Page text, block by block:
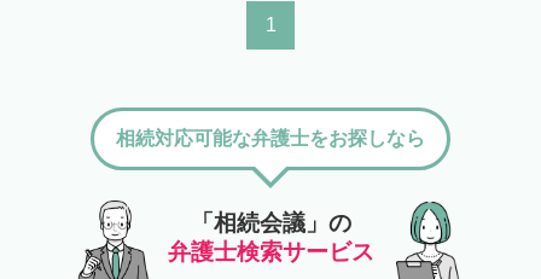
1
「相続会議」の
弁護士検索サービス
相続対応可能な弁護士をお探しなら